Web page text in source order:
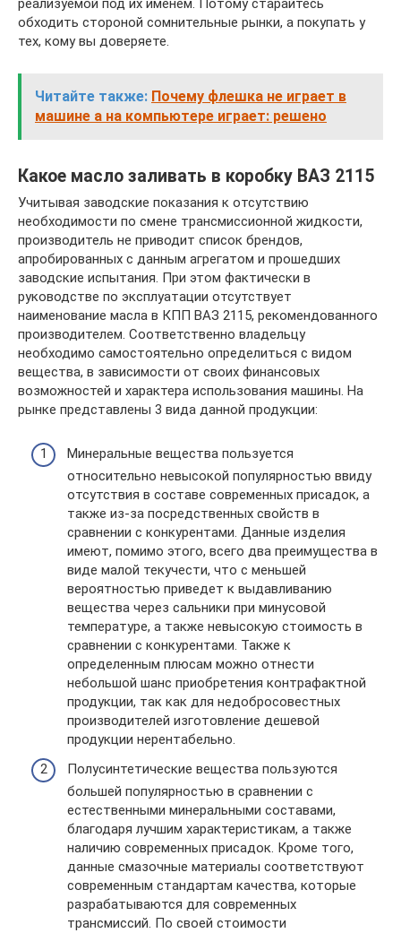
реализуемой под их именем. Потому старайтесь
обходить стороной сомнительные рынки, а покупать у
тех, кому вы доверяете.
Читайте также: Почему флешка не играет в
машине а на компьютере играет: решено
Какое масло заливать в коробку ВАЗ 2115
Учитывая заводские показания к отсутствию
необходимости по смене трансмиссионной жидкости,
производитель не приводит список брендов,
апробированных с данным агрегатом и прошедших
заводские испытания. При этом фактически в
руководстве по эксплуатации отсутствует
наименование масла в КПП ВАЗ 2115, рекомендованного
производителем. Соответственно владельцу
необходимо самостоятельно определиться с видом
вещества, в зависимости от своих финансовых
возможностей и характера использования машины. На
рынке представлены 3 вида данной продукции:
Минеральные вещества пользуется
относительно невысокой популярностью ввиду
отсутствия в составе современных присадок, а
также из-за посредственных свойств в
сравнении с конкурентами. Данные изделия
имеют, помимо этого, всего два преимущества в
виде малой текучести, что с меньшей
вероятностью приведет к выдавливанию
вещества через сальники при минусовой
температуре, а также невысокую стоимость в
сравнении с конкурентами. Также к
определенным плюсам можно отнести
небольшой шанс приобретения контрафактной
продукции, так как для недобросовестных
производителей изготовление дешевой
продукции нерентабельно.
Полусинтетические вещества пользуются
большей популярностью в сравнении с
естественными минеральными составами,
благодаря лучшим характеристикам, а также
наличию современных присадок. Кроме того,
данные смазочные материалы соответствуют
современным стандартам качества, которые
разрабатываются для современных
трансмиссий. По своей стоимости